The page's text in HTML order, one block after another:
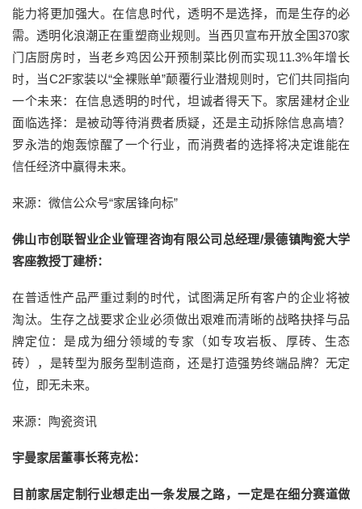
能力将更加强大。在信息时代，透明不是选择，而是生存的必
需。透明化浪潮正在重塑商业规则。当西贝宣布开放全国370家
门店厨房时，当老乡鸡因公开预制菜比例而实现11.3%年增长
时，当C2F家装以“全裸账单”颠覆行业潜规则时，它们共同指向
一个未来：在信息透明的时代，坦诚者得天下。家居建材企业
面临选择：是被动等待消费者质疑，还是主动拆除信息高墙？
罗永浩的炮轰惊醒了一个行业，而消费者的选择将决定谁能在
信任经济中赢得未来。
来源：微信公众号“家居锋向标”
佛山市创联智业企业管理咨询有限公司总经理/景德镇陶瓷大学
客座教授丁建桥：
在普适性产品严重过剩的时代，试图满足所有客户的企业将被
淘汰。生存之战要求企业必须做出艰难而清晰的战略抉择与品
牌定位：是成为细分领域的专家（如专攻岩板、厚砖、生态
砖），是转型为服务型制造商，还是打造强势终端品牌？无定
位，即无未来。
来源：陶瓷资讯
宇曼家居董事长蒋克松：
目前家居定制行业想走出一条发展之路，一定是在细分赛道做